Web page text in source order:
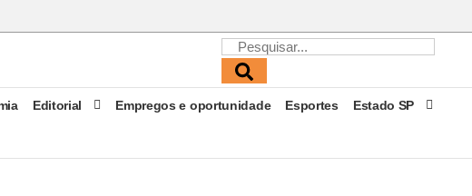
Editorial Empregos e oportunidade Esportes Estado SP